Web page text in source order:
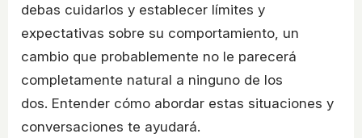
debas cuidarlos y establecer límites y
expectativas sobre su comportamiento, un
cambio que probablemente no le parecerá
completamente natural a ninguno de los
dos. Entender cómo abordar estas situaciones y
conversaciones te ayudará.